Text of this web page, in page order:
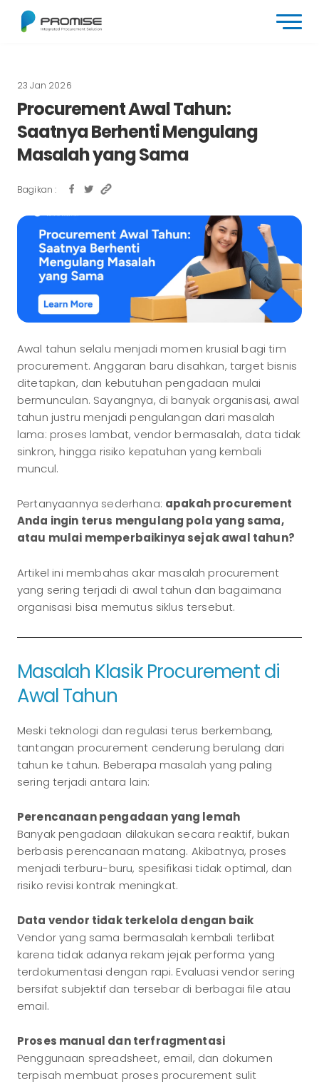
23 Jan 2026
Procurement Awal Tahun:
Saatnya Berhenti Mengulang
Masalah yang Sama
Bagikan :
Awal tahun selalu menjadi momen krusial bagi tim
procurement. Anggaran baru disahkan, target bisnis
ditetapkan, dan kebutuhan pengadaan mulai
bermunculan. Sayangnya, di banyak organisasi, awal
tahun justru menjadi pengulangan dari masalah
lama: proses lambat, vendor bermasalah, data tidak
sinkron, hingga risiko kepatuhan yang kembali
muncul.
Pertanyaannya sederhana: apakah procurement
Anda ingin terus mengulang pola yang sama,
atau mulai memperbaikinya sejak awal tahun?
Artikel ini membahas akar masalah procurement
yang sering terjadi di awal tahun dan bagaimana
organisasi bisa memutus siklus tersebut.
Masalah Klasik Procurement di
Awal Tahun
Meski teknologi dan regulasi terus berkembang,
tantangan procurement cenderung berulang dari
tahun ke tahun. Beberapa masalah yang paling
sering terjadi antara lain:
Perencanaan pengadaan yang lemah
Banyak pengadaan dilakukan secara reaktif, bukan
berbasis perencanaan matang. Akibatnya, proses
menjadi terburu-buru, spesifikasi tidak optimal, dan
risiko revisi kontrak meningkat.
Data vendor tidak terkelola dengan baik
Vendor yang sama bermasalah kembali terlibat
karena tidak adanya rekam jejak performa yang
terdokumentasi dengan rapi. Evaluasi vendor sering
bersifat subjektif dan tersebar di berbagai file atau
email.
Proses manual dan terfragmentasi
Penggunaan spreadsheet, email, dan dokumen
terpisah membuat proses procurement sulit